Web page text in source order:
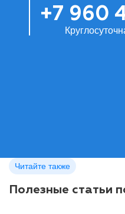
+7 960
Читайте также
Полезные статьи